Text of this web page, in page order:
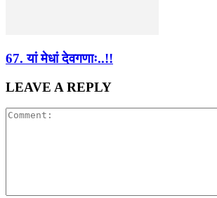
67. यां मेधां देवगणाः..!!
LEAVE A REPLY